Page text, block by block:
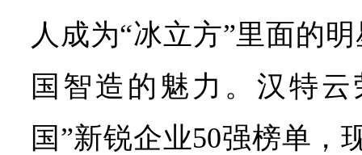
人成为“冰立方”里面的
国智造的魅力。汉特云
国”新锐企业50强榜单，